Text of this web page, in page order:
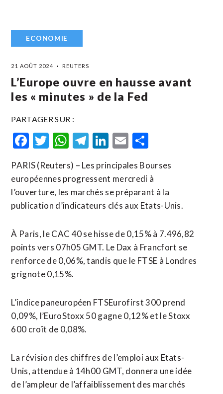
ECONOMIE
21 AOÛT 2024 REUTERS
L’Europe ouvre en hausse avant
les « minutes » de la Fed
PARTAGER SUR :
Facebook
Twitter
WhatsApp
Telegram
LinkedIn
Email
PARIS (Reuters) – Les principales Bourses
européennes progressent mercredi à
l’ouverture, les marchés se préparant à la
publication d’indicateurs clés aux Etats-Unis.
À Paris, le CAC 40 se hisse de 0,15% à 7.496,82
points vers 07h05 GMT. Le Dax à Francfort se
renforce de 0,06%, tandis que le FTSE à Londres
grignote 0,15%.
L’indice paneuropéen FTSEurofirst 300 prend
0,09%, l’EuroStoxx 50 gagne 0,12% et le Stoxx
600 croît de 0,08%.
La révision des chiffres de l’emploi aux Etats-
Unis, attendue à 14h00 GMT, donnera une idée
de l’ampleur de l’affaiblissement des marchés